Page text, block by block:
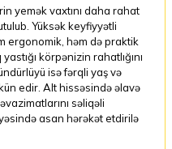
yemək vaxtını daha rahat
Yüksək keyfiyyətli
ergonomik, həm də praktik
körpənizin rahatlığını
isə fərqli yaş və
edir. Alt hissəsində əlavə
səliqəli
asan hərəkət etdirilə